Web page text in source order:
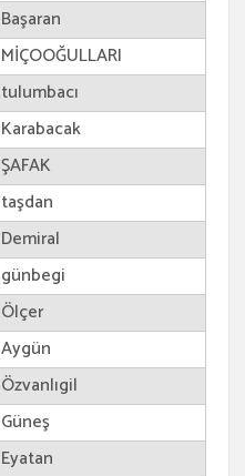
Başaran
MİÇOOĞULLARI
tulumbacı
Karabacak
ŞAFAK
taşdan
Demiral
günbegi
Ölçer
Aygün
Özvanlıgil
Güneş
Eyatan